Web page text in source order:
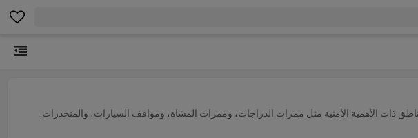
ذات الأهمية الأمنية مثل ممرات الدراجات، وممرات المشاة، ومواقف السيارات، والمنحدرات.